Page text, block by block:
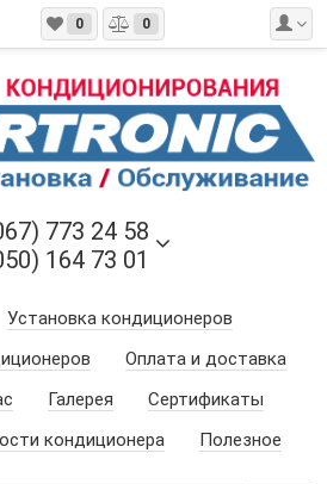
0 0
773 24 58
164 73 01
Установка кондиционеров
Оплата и доставка
Галерея
Сертификаты
кондиционера
Полезное